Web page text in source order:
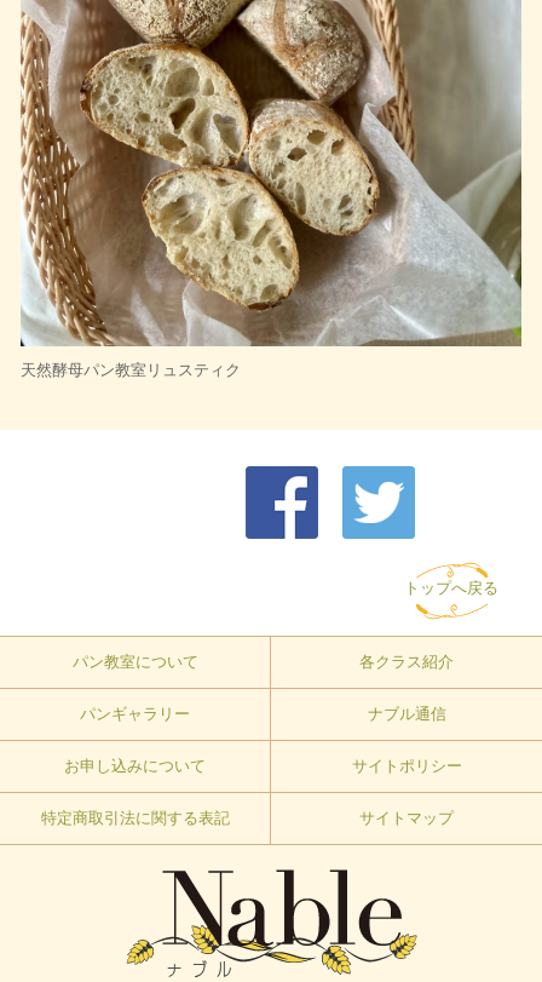
天然酵母パン教室リュスティク
トップへ戻る
パン教室について 各クラス紹介
パンギャラリー ナブル通信
お申し込みについて サイトポリシー
特定商取引法に関する表記 サイトマップ